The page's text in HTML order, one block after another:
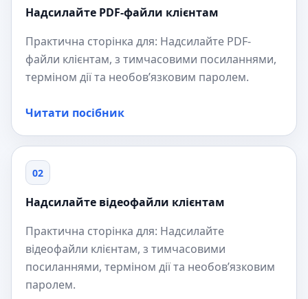
Надсилайте PDF-файли клієнтам
Практична сторінка для: Надсилайте PDF-
файли клієнтам, з тимчасовими посиланнями,
терміном дії та необов’язковим паролем.
Читати посібник
02
Надсилайте відеофайли клієнтам
Практична сторінка для: Надсилайте
відеофайли клієнтам, з тимчасовими
посиланнями, терміном дії та необов’язковим
паролем.